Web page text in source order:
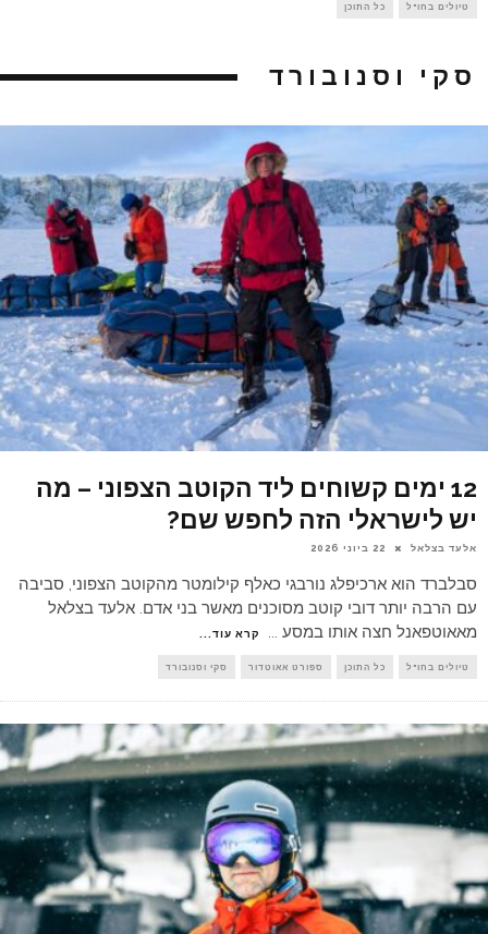
טיולים בחו"ל כל התוכן
סקי וסנובורד
12 ימים קשוחים ליד הקוטב הצפוני – מה
יש לישראלי הזה לחפש שם?
אלעד בצלאל 22 ביוני 2026
סבלברד הוא ארכיפלג נורבגי כאלף קילומטר מהקוטב הצפוני, סביבה
עם הרבה יותר דובי קוטב מסוכנים מאשר בני אדם. אלעד בצלאל
מאאוטפאנל חצה אותו במסע ... קרא עוד...
טיולים בחו"ל כל התוכן ספורט אאוטדור סקי וסנובורד